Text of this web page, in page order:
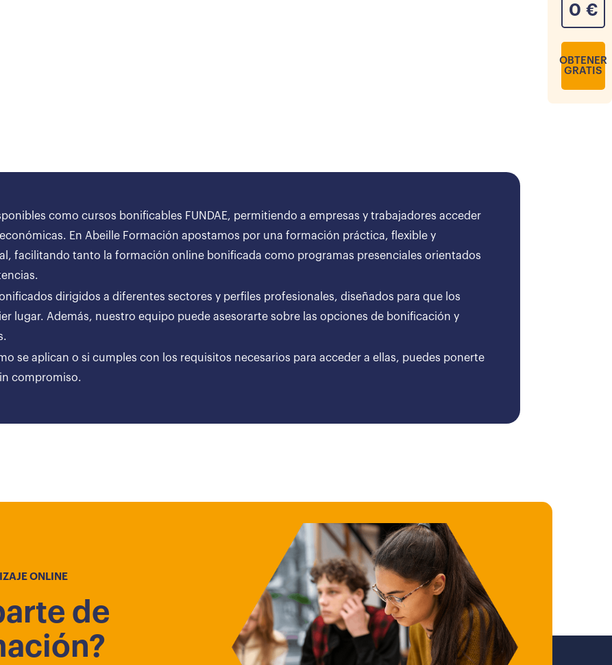
0 €
OBTENER
GRATIS
como cursos bonificables FUNDAE, permitiendo a empresas y trabajadores acceder
En Abeille Formación apostamos por una formación práctica, flexible y
facilitando tanto la formación online bonificada como programas presenciales orientados
dirigidos a diferentes sectores y perfiles profesionales, diseñados para que los
lugar. Además, nuestro equipo puede asesorarte sobre las opciones de bonificación y
se aplican o si cumples con los requisitos necesarios para acceder a ellas, puedes ponerte
compromiso.
ONLINE
de